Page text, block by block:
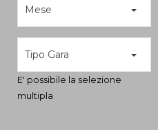
Mese
Tipo Gara
E' possibile la selezione
multipla